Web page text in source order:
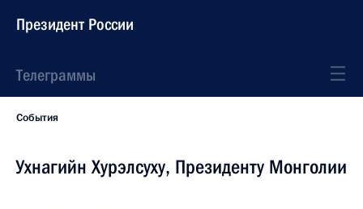
Президент России
Телеграммы
События
Ухнагийн Хурэлсуху, Президенту Монголии